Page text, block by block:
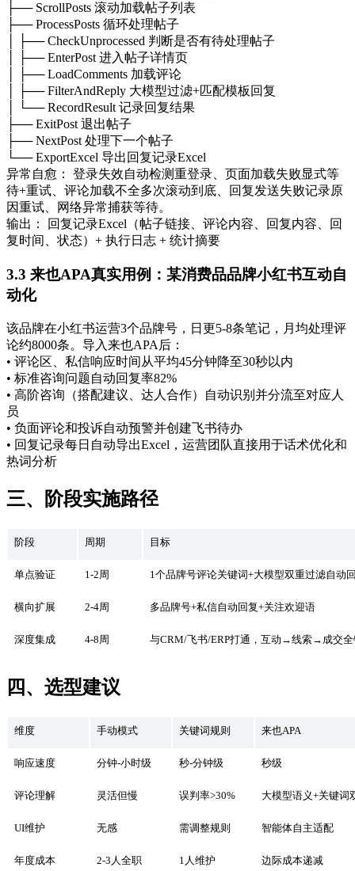
├── ScrollPosts 滚动加载帖子列表
├── ProcessPosts 循环处理帖子
│ ├── CheckUnprocessed 判断是否有待处理帖子
│ ├── EnterPost 进入帖子详情页
│ ├── LoadComments 加载评论
│ ├── FilterAndReply 大模型过滤+匹配模板回复
│ └── RecordResult 记录回复结果
├── ExitPost 退出帖子
├── NextPost 处理下一个帖子
└── ExportExcel 导出回复记录Excel
异常自愈： 登录失效自动检测重登录、页面加载失败显式等
待+重试、评论加载不全多次滚动到底、回复发送失败记录原
因重试、网络异常捕获等待。
输出： 回复记录Excel（帖子链接、评论内容、回复内容、回
复时间、状态）+ 执行日志 + 统计摘要
3.3 来也APA真实用例：某消费品品牌小红书互动自
动化
该品牌在小红书运营3个品牌号，日更5-8条笔记，月均处理评
论约8000条。导入来也APA后：
• 评论区、私信响应时间从平均45分钟降至30秒以内
• 标准咨询问题自动回复率82%
• 高阶咨询（搭配建议、达人合作）自动识别并分流至对应人
员
• 负面评论和投诉自动预警并创建飞书待办
• 回复记录每日自动导出Excel，运营团队直接用于话术优化和
热词分析
三、阶段实施路径
阶段 周期 目标
单点验证 1-2周 1个品牌号评论关键词+大模型双重过滤自动
横向扩展 2-4周 多品牌号+私信自动回复+关注欢迎语
深度集成 4-8周 与CRM/飞书/ERP打通，互动→线索→成交全
四、选型建议
维度 手动模式 关键词规则 来也APA
响应速度 分钟-小时级 秒-分钟级 秒级
评论理解 灵活但慢 误判率>30% 大模型语义+关键词
UI维护 无感 需调整规则 智能体自主适配
年度成本 2-3人全职 1人维护 边际成本递减